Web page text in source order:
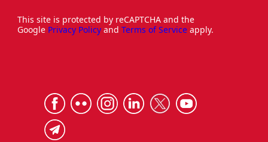
This site is protected by reCAPTCHA and the
Google Privacy Policy and Terms of Service apply.